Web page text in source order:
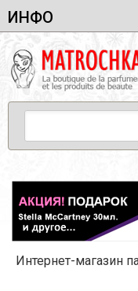
ИНФО
Интернет-магазин